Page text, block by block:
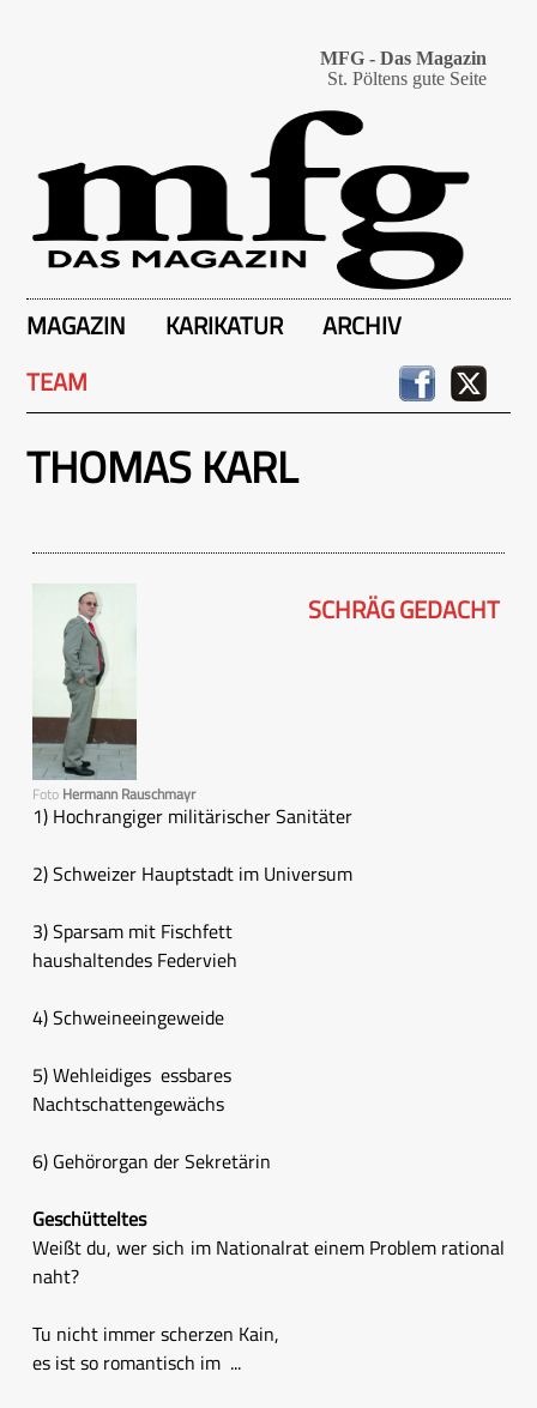
MFG - Das Magazin
St. Pöltens gute Seite
MAGAZIN KARIKATUR
ARCHIV
TEAM
THOMAS KARL
Foto Hermann Rauschmayr
SCHRÄG GEDACHT
1) Hochrangiger militärischer Sanitäter
2) Schweizer Hauptstadt im Universum
3) Sparsam mit Fischfett
haushaltendes Federvieh
4) Schweineeingeweide
5) Wehleidiges essbares
Nachtschattengewächs
6) Gehörorgan der Sekretärin
Geschütteltes
Weißt du, wer sich im Nationalrat einem Problem rational
naht?
Tu nicht immer scherzen Kain,
es ist so romantisch im ...